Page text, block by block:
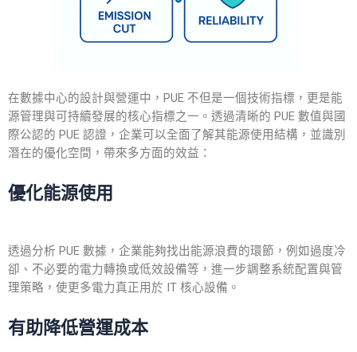
在數據中心的設計與營運中，PUE 不但是一個技術指標，更是能
源管理與可持續發展的核心指標之一。透過清晰的 PUE 數值與國
際公認的 PUE 認證，企業可以全面了解其能源使用結構，並識別
潛在的優化空間，帶來多方面的效益：
優化能源使用
透過分析 PUE 數據，企業能夠找出能源浪費的環節，例如過度冷
卻、不必要的電力轉換或低效設備等，進一步調整系統配置與管
理策略，使更多電力真正用於 IT 核心設備。
有助降低營運成本